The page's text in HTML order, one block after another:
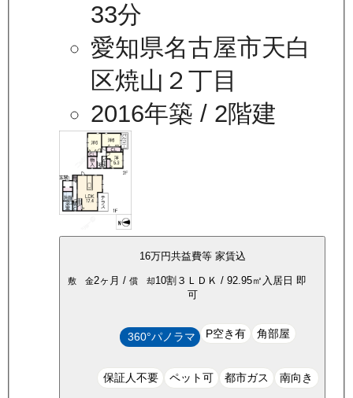
33分
愛知県名古屋市天白
区焼山２丁目
2016年築 / 2階建
16万円共益費等 家賃込
敷 金2ヶ月 / 償 却10割 ３ＬＤＫ / 92.95㎡ 入居日 即
可
360°パノラマ P空き有 角部屋
保証人不要 ペット可 都市ガス 南向き